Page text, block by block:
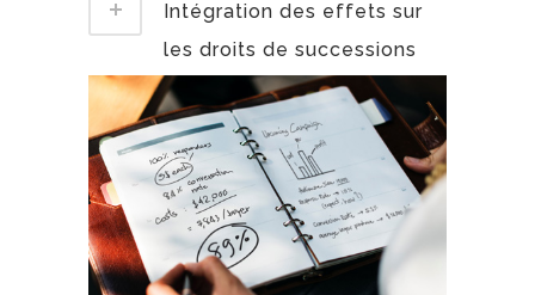
Intégration des effets sur
les droits de successions